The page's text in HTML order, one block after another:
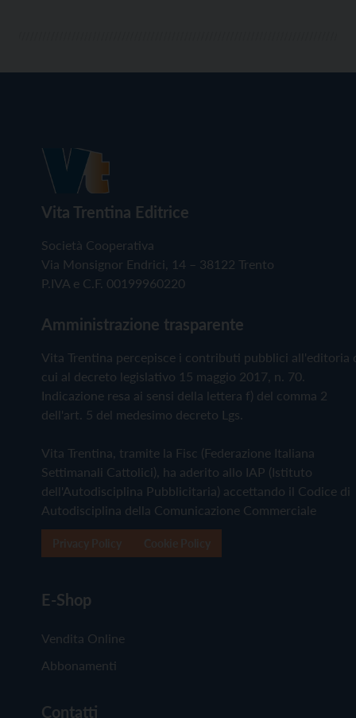
Vita Trentina Editrice
Società Cooperativa
Via Monsignor Endrici, 14 – 38122 Trento
P.IVA e C.F. 00199960220
Amministrazione trasparente
Vita Trentina percepisce i contributi pubblici all'editoria
cui al decreto legislativo 15 maggio 2017, n. 70.
Indicazione resa ai sensi della lettera f) del comma 2
dell'art. 5 del medesimo decreto Lgs.
Vita Trentina, tramite la Fisc (Federazione Italiana
Settimanali Cattolici), ha aderito allo IAP (Istituto
dell'Autodisciplina Pubblicitaria) accettando il Codice di
Autodisciplina della Comunicazione Commerciale
E-Shop
Vendita Online
Abbonamenti
Contatti